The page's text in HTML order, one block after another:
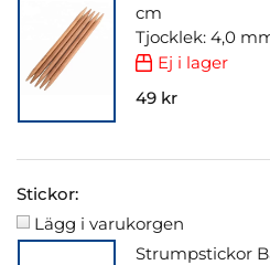
cm
Tjocklek: 4,0
Ej i lager
49 kr
Stickor:
Lägg i varukorgen
Strumpstickor